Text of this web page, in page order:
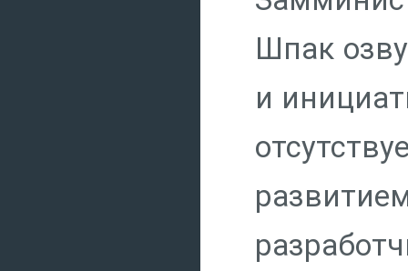
Шпак
и